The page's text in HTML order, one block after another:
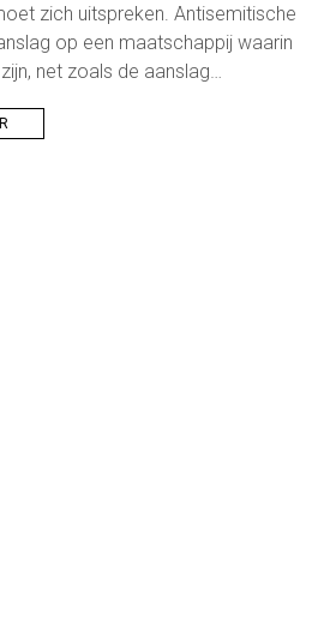
zich uitspreken. Antisemitische
op een maatschappij waarin
net zoals de aanslag…